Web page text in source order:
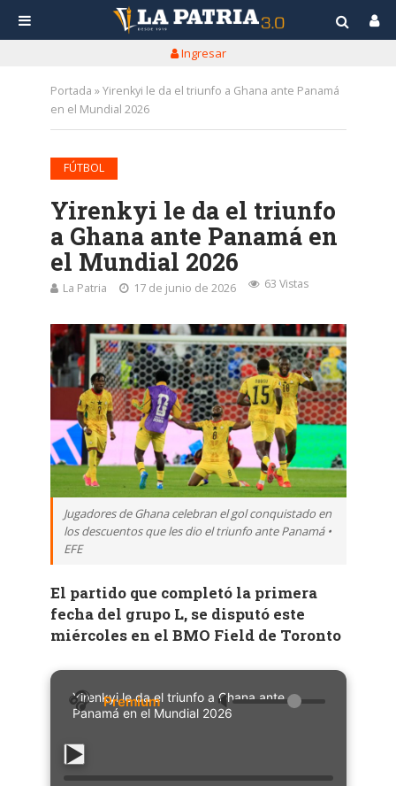
Ingresar
Portada »Yirenkyi le da el triunfo a Ghana ante Panamá
en el Mundial 2026
FÚTBOL
Yirenkyi le da el triunfo
a Ghana ante Panamá en
el Mundial 2026
La Patria 17 de junio de 2026 63 Vistas
Jugadores de Ghana celebran el gol conquistado en
los descuentos que les dio el triunfo ante Panamá •
EFE
El partido que completó la primera
fecha del grupo L, se disputó este
miércoles en el BMO Field de Toronto
Yirenkyi le da el triunfo a Ghana ante
Panamá en el Mundial 2026
🔈